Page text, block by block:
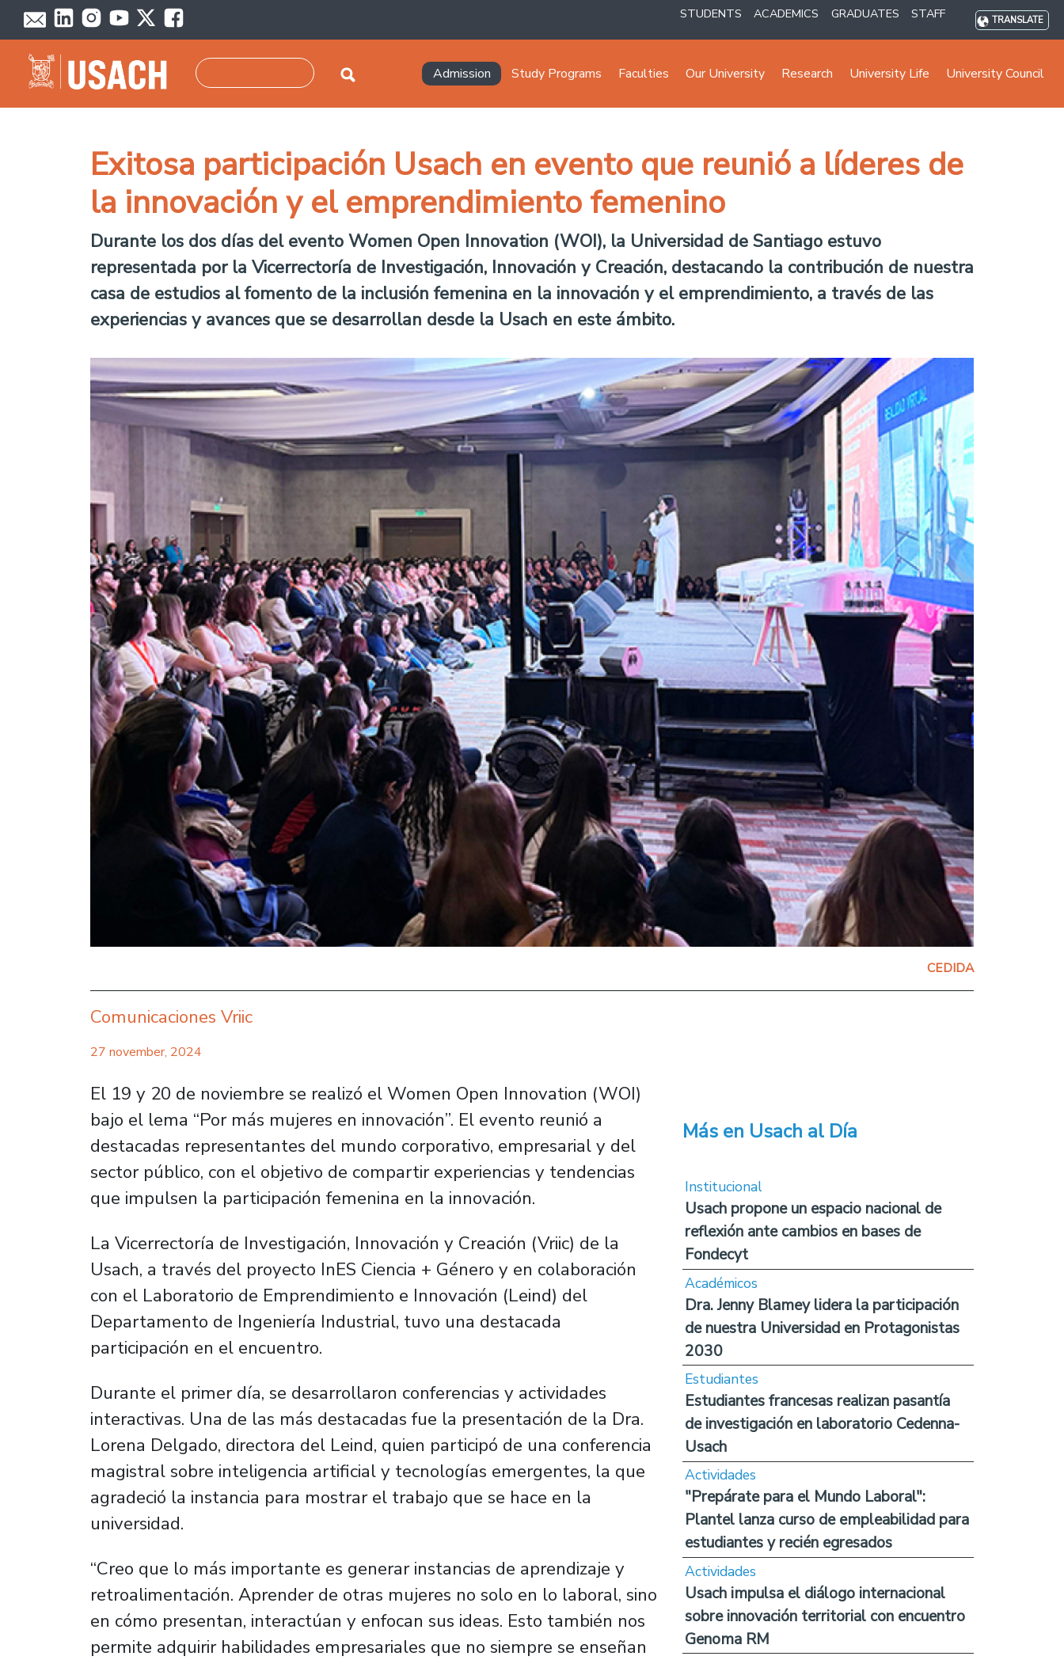
Skip to main content STUDENTS ACADEMICS GRADUATES STAFF TRANSLATE
Navegación principal
Admission Study Programs Faculties Our University Research University Life University Council
Exitosa participación Usach en evento que reunió a líderes de
la innovación y el emprendimiento femenino
Durante los dos días del evento Women Open Innovation (WOI), la Universidad de Santiago estuvo
representada por la Vicerrectoría de Investigación, Innovación y Creación, destacando la contribución de nuestra
casa de estudios al fomento de la inclusión femenina en la innovación y el emprendimiento, a través de las
experiencias y avances que se desarrollan desde la Usach en este ámbito.
CEDIDA
Comunicaciones Vriic
27 november, 2024
El 19 y 20 de noviembre se realizó el Women Open Innovation (WOI)
bajo el lema “Por más mujeres en innovación”. El evento reunió a
destacadas representantes del mundo corporativo, empresarial y del
sector público, con el objetivo de compartir experiencias y tendencias
que impulsen la participación femenina en la innovación.
La Vicerrectoría de Investigación, Innovación y Creación (Vriic) de la
Usach, a través del proyecto InES Ciencia + Género y en colaboración
con el Laboratorio de Emprendimiento e Innovación (Leind) del
Departamento de Ingeniería Industrial, tuvo una destacada
participación en el encuentro.
Durante el primer día, se desarrollaron conferencias y actividades
interactivas. Una de las más destacadas fue la presentación de la Dra.
Lorena Delgado, directora del Leind, quien participó de una conferencia
magistral sobre inteligencia artificial y tecnologías emergentes, la que
agradeció la instancia para mostrar el trabajo que se hace en la
universidad.
“Creo que lo más importante es generar instancias de aprendizaje y
retroalimentación. Aprender de otras mujeres no solo en lo laboral, sino
en cómo presentan, interactúan y enfocan sus ideas. Esto también nos
permite adquirir habilidades empresariales que no siempre se enseñan
Más en Usach al Día
Institucional
Usach propone un espacio nacional de
reflexión ante cambios en bases de
Fondecyt
Académicos
Dra. Jenny Blamey lidera la participación
de nuestra Universidad en Protagonistas
2030
Estudiantes
Estudiantes francesas realizan pasantía
de investigación en laboratorio Cedenna-
Usach
Actividades
"Prepárate para el Mundo Laboral":
Plantel lanza curso de empleabilidad para
estudiantes y recién egresados
Actividades
Usach impulsa el diálogo internacional
sobre innovación territorial con encuentro
Genoma RM